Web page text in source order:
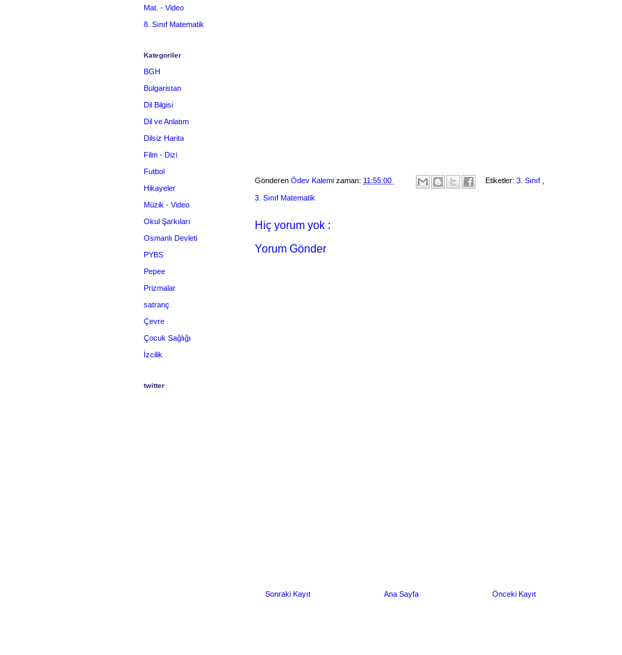
Gönderen Ödev Kalemi zaman: 11:55:00 Etiketler: 3. Sınıf
3. Sınıf Matematik
Hiç yorum yok :
Yorum Gönder
Sonraki Kayıt Önceki Kayıt
Ana Sayfa
Mat. - Video
8. Sınıf Matematik
Kategoriler
BGH
Bulgaristan
Dil Bilgisi
Dil ve Anlatım
Dilsiz Harita
Film - Dizi
Futbol
Hikayeler
Müzik - Video
Okul Şarkıları
Osmanlı Devleti
PYBS
Pepee
Prizmalar
satranç
Çevre
Çocuk Sağlığı
İzcilik
twitter